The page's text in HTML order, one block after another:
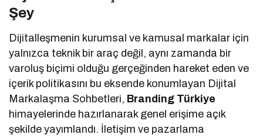
Şey
Dijitalleşmenin kurumsal ve kamusal markalar için
yalnızca teknik bir araç değil, aynı zamanda bir
varoluş biçimi olduğu gerçeğinden hareket eden ve
içerik politikasını bu eksende konumlayan Dijital
Markalaşma Sohbetleri, Branding Türkiye
himayelerinde hazırlanarak genel erişime açık
şekilde yayımlandı. İletişim ve pazarlama